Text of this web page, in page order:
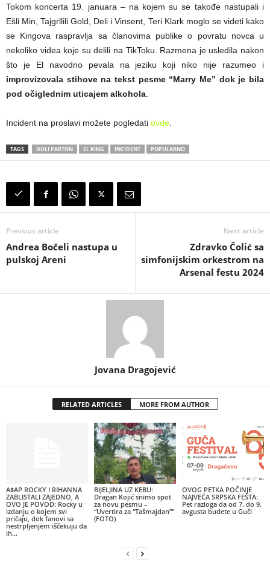
Tokom koncerta 19. januara – na kojem su se takođe nastupali i
Ešli Min, Tajgrllili Gold, Deli i Vinsent, Teri Klark moglo se videti kako
se Kingova raspravlja sa članovima publike o povratu novca u
nekoliko videa koje su delili na TikToku. Razmena je usledila nakon
što je El navodno pevala na jeziku koji niko nije razumeo i
improvizovala stihove na tekst pesme “Marry Me” dok je bila
pod očiglednim uticajem alkohola
Incident na proslavi možete pogledati ovde
TAGS DOLI PARTON EL KING INCIDENT POPULARNO
Previous article
Andrea Bočeli nastupa u
pulskoj Areni
Next article
Zdravko Čolić sa
simfonijskim orkestrom na
Arsenal festu 2024
Jovana Dragojević
RELATED ARTICLES MORE FROM AUTHOR
A$AP ROCKY I RIHANNA
ZABLISTALI ZAJEDNO, A
OVO JE POVOD: Rocky u
izdanju o kojem svi
pričaju, dok fanovi sa
nestrpljenjem iščekuju da
ih...
BIJELJINA UZ KEBU:
Dragan Kojić snimo spot
za novu pesmu –
“Uvertira za “Tašmajdan””
(FOTO)
OVOG PETKA POČINJE
NAJVEĆA SRPSKA FEŠTA:
Pet razloga da od 7. do 9.
avgusta budete u Guči